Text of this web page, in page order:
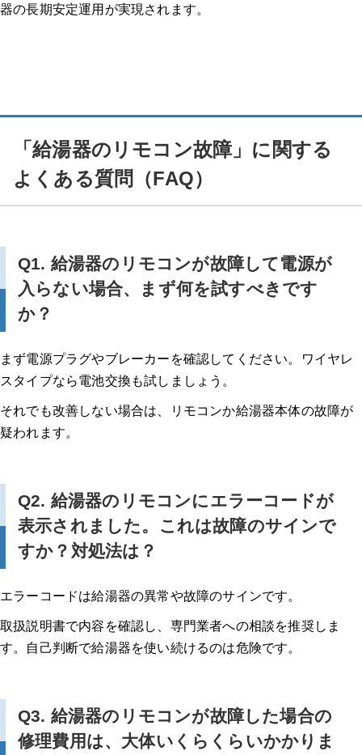
器の長期安定運用が実現されます。
「給湯器のリモコン故障」に関する
よくある質問（FAQ）
Q1. 給湯器のリモコンが故障して電源が
入らない場合、まず何を試すべきです
か？
まず電源プラグやブレーカーを確認してください。ワイヤレ
スタイプなら電池交換も試しましょう。
それでも改善しない場合は、リモコンか給湯器本体の故障が
疑われます。
Q2. 給湯器のリモコンにエラーコードが
表示されました。これは故障のサインで
すか？対処法は？
エラーコードは給湯器の異常や故障のサインです。
取扱説明書で内容を確認し、専門業者への相談を推奨しま
す。自己判断で給湯器を使い続けるのは危険です。
Q3. 給湯器のリモコンが故障した場合の
修理費用は、大体いくらくらいかかりま